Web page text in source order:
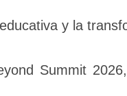
y la
Summit